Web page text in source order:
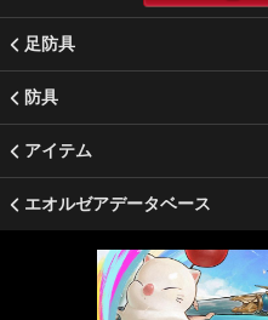
足防具
防具
アイテム
エオルゼアデータベース